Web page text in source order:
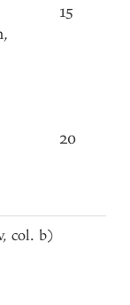
,
15
20
col. b)